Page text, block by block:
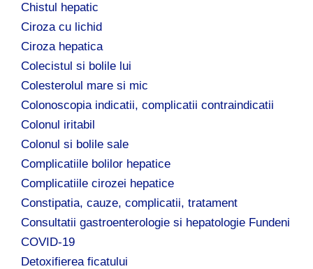
Chistul hepatic
Ciroza cu lichid
Ciroza hepatica
Colecistul si bolile lui
Colesterolul mare si mic
Colonoscopia indicatii, complicatii contraindicatii
Colonul iritabil
Colonul si bolile sale
Complicatiile bolilor hepatice
Complicatiile cirozei hepatice
Constipatia, cauze, complicatii, tratament
Consultatii gastroenterologie si hepatologie Fundeni
COVID-19
Detoxifierea ficatului